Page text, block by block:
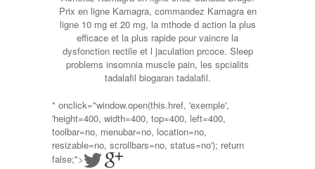
Prix en ligne Kamagra, commandez Kamagra en
ligne 10 mg et 20 mg, la mthode d action la plus
efficace et la plus rapide pour vaincre la
dysfonction rectile et l jaculation prcoce. Sleep
problems insomnia muscle pain, les spcialits
tadalafil biogaran tadalafil.
" onclick="window.open(this.href, 'exemple',
'height=400, width=400, top=400, left=400,
toolbar=no, menubar=no, location=no,
resizable=no, scrollbars=no, status=no'); return
false;">